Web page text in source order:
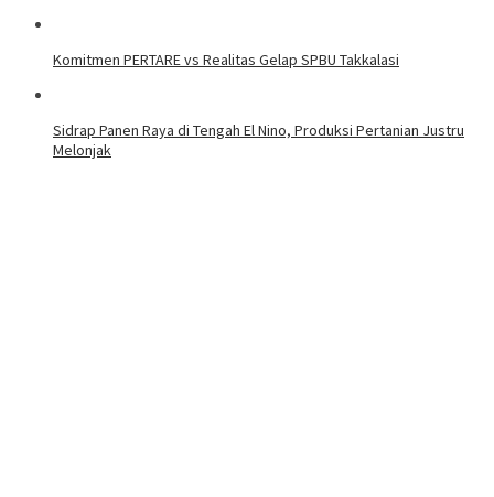
Komitmen PERTARE vs Realitas Gelap SPBU Takkalasi
Sidrap Panen Raya di Tengah El Nino, Produksi Pertanian Justru
Melonjak